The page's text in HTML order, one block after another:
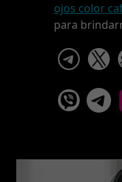
ojos color
para
viber